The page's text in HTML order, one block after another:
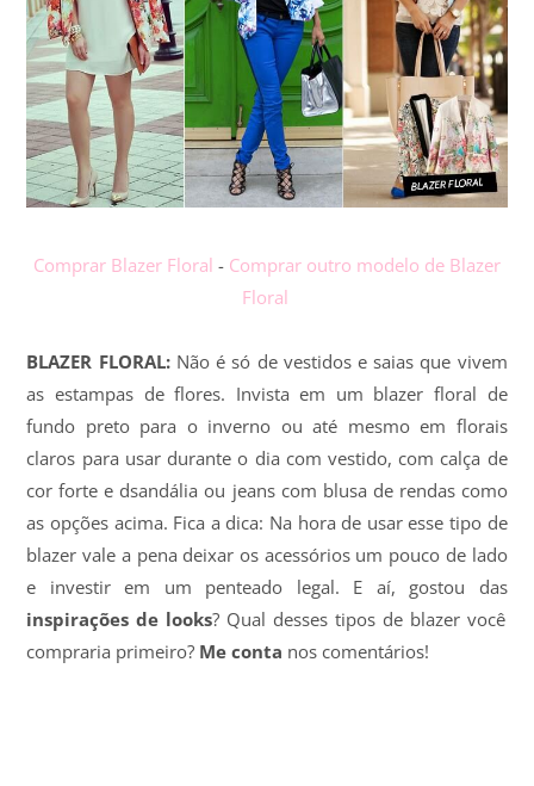
Comprar Blazer Floral - Comprar outro modelo de Blazer
Floral
BLAZER FLORAL:Não é só de vestidos e saias que vivem
as estampas de flores. Invista em um blazer floral de
fundo preto para o inverno ou até mesmo em florais
claros para usar durante o dia com vestido, com calça de
cor forte e dsandália ou jeans com blusa de rendas como
as opções acima. Fica a dica: Na hora de usar esse tipo de
blazer vale a pena deixar os acessórios um pouco de lado
e investir em um penteado legal. E aí, gostou das
inspirações de looks? Qual desses tipos de blazer você
compraria primeiro? Me conta nos comentários!